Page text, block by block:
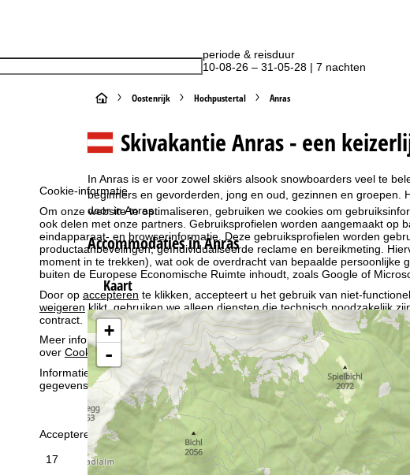
Cookie-informatie
Om onze website te optimaliseren, gebruiken we cookies om
ook delen met onze partners. Gebruiksprofielen worden aangemaakt op
eindapparaat- en browserinformatie. Deze gebruiksprofielen worden
productaanbevelingen, geïndividualiseerde reclame en bereikmeting.
moment in te trekken), wat ook de overdracht van bepaalde persoonlijke
buiten de Europese Economische Ruimte inhoudt, zoals Google of
Door op accepteren te klikken, accepteert u het gebruik van niet-
weigeren klikt, gebruiken we alleen diensten die technisch noodzakelijk
contract.
Meer informatie over het gebruik van cookies en de mogelijkheid om uw
over Cookie-Policy
Informatie over de verantwoordelijke vind je in hetImpressum. Informatie
gegevensbescherming vind je onze Privacy Policy.
Accepteren
periode & reisduur
10-08-26 – 31-05-28 | 7 nachten
17
S
t
r
t
p
a
g
i
a
Oostenrijk Hochpustertal Anras
Skivakantie Anras - een
In Anras is er voor zowel skiërs alsook snowboarders veel te
beginners en gevorderden, jong en oud, gezinnen en groepen.
door in Anras.
Accommodaties in Anras
Kaart
+
-